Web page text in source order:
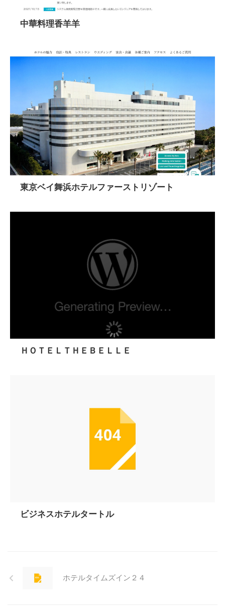
中華料理香羊羊
東京ベイ舞浜ホテルファーストリゾート
ＨＯＴＥＬＴＨＥＢＥＬＬＥ
ビジネスホテルタートル
ホテルタイムズイン２４